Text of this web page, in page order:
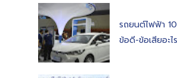
รถยนต์ไฟฟ้า
ข้อดี-ข้อเสียอะไ